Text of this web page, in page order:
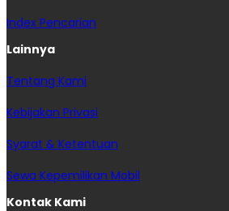
Index Pencarian
Lainnya
Tentang Kami
Kebijakan Privasi
Syarat & Ketentuan
Sewa Kepemilikan Mobil
Kontak Kami